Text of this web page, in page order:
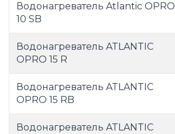
Водонагреватель Atlantic OPRO
10 SB
Водонагреватель ATLANTIC
OPRO 15 R
Водонагреватель ATLANTIC
OPRO 15 RB
Водонагреватель ATLANTIC